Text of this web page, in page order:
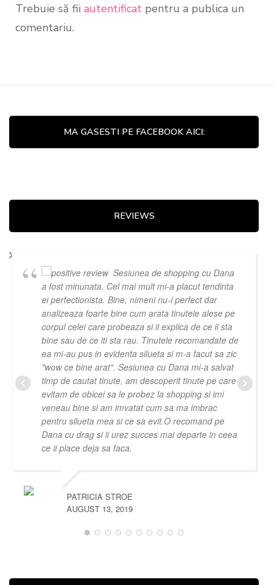
Trebuie să fii autentificat pentru a publica un
comentariu.
MA GASESTI PE FACEBOOK AICI:
REVIEWS
Sesiunea de shopping cu Dana
a fost minunata. Cel mai mult mi-a placut tendinta
ei perfectionista. Bine, nimeni nu-i perfect dar
analizeaza foarte bine cum arata tinutele alese pe
corpul celei care probeaza si ii explica de ce ii sta
bine sau de ce iti sta rau. Tinutele recomandate de
ea mi-au pus in evidenta silueta si m-a facut sa zic
"wow ce bine arat". Sesiunea cu Dana mi-a salvat
timp de cautat tinute, am descoperit tinute pe care
evitam de obicei sa le probez la shopping si imi
veneau bine si am imvatat cum sa ma imbrac
pentru silueta mea si ce sa evit.O recomand pe
Dana cu drag si ii urez succes mai departe in ceea
ce ii place deja sa faca.
PATRICIA STROE
AUGUST 13, 2019